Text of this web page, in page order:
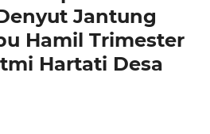
Jantung
Hamil Trimester
Hartati Desa